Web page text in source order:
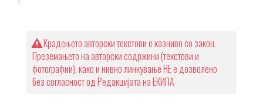
Крадењето авторски текстови е казниво со закон.
Преземањето на авторски содржини (текстови и
фотографии), како и нивно линкување НЕ е дозволено
без согласност од Редакцијата на ЕКИПА